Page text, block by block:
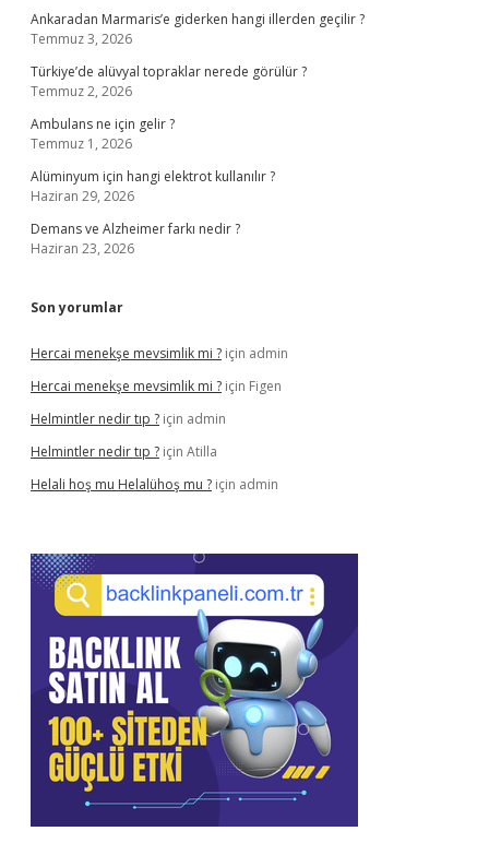
Ankaradan Marmaris’e giderken hangi illerden geçilir ?
Temmuz 3, 2026
Türkiye’de alüvyal topraklar nerede görülür ?
Temmuz 2, 2026
Ambulans ne için gelir ?
Temmuz 1, 2026
Alüminyum için hangi elektrot kullanılır ?
Haziran 29, 2026
Demans ve Alzheimer farkı nedir ?
Haziran 23, 2026
Son yorumlar
Hercai menekşe mevsimlik mi ? için admin
Hercai menekşe mevsimlik mi ? için Figen
Helmintler nedir tıp ? için admin
Helmintler nedir tıp ? için Atilla
Helali hoş mu Helalühoş mu ? için admin